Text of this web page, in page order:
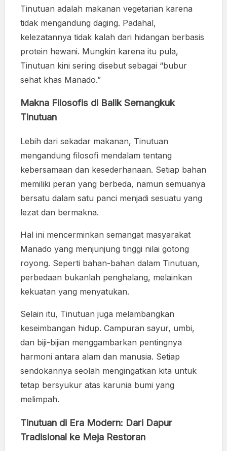
Tinutuan adalah makanan vegetarian karena
tidak mengandung daging. Padahal,
kelezatannya tidak kalah dari hidangan berbasis
protein hewani. Mungkin karena itu pula,
Tinutuan kini sering disebut sebagai “bubur
sehat khas Manado.”
Makna Filosofis di Balik Semangkuk
Tinutuan
Lebih dari sekadar makanan, Tinutuan
mengandung filosofi mendalam tentang
kebersamaan dan kesederhanaan. Setiap bahan
memiliki peran yang berbeda, namun semuanya
bersatu dalam satu panci menjadi sesuatu yang
lezat dan bermakna.
Hal ini mencerminkan semangat masyarakat
Manado yang menjunjung tinggi nilai gotong
royong. Seperti bahan-bahan dalam Tinutuan,
perbedaan bukanlah penghalang, melainkan
kekuatan yang menyatukan.
Selain itu, Tinutuan juga melambangkan
keseimbangan hidup. Campuran sayur, umbi,
dan biji-bijian menggambarkan pentingnya
harmoni antara alam dan manusia. Setiap
sendokannya seolah mengingatkan kita untuk
tetap bersyukur atas karunia bumi yang
melimpah.
Tinutuan di Era Modern: Dari Dapur
Tradisional ke Meja Restoran